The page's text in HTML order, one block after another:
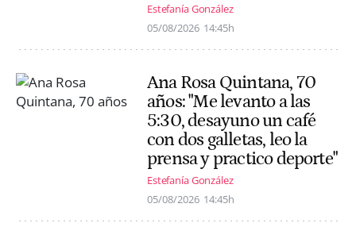
Estefanía González
05/08/2026 14:45h
Ana Rosa Quintana, 70
años: "Me levanto a las
5:30, desayuno un café
con dos galletas, leo la
prensa y practico deporte"
Estefanía González
05/08/2026 14:45h